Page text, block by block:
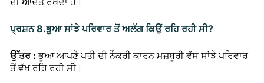
ਪ੍ਰਸ਼ਨ 8.ਭੂਆ ਸਾਂਝੇ ਪਰਿਵਾਰ ਤੋਂ ਅਲੱਗ ਕਿਉਂ ਰਹਿ ਰਹੀ ਸੀ?
ਉੱਤਰ :ਭੂਆ ਆਪਣੇ ਪਤੀ ਦੀ ਨੌਕਰੀ ਕਾਰਨ ਮਜ਼ਬੂਰੀ ਵੱਸ ਸਾਂਝੇ ਪਰਿਵਾਰ
ਤੋਂ ਵੱਖ ਰਹਿ ਰਹੀ ਸੀ।